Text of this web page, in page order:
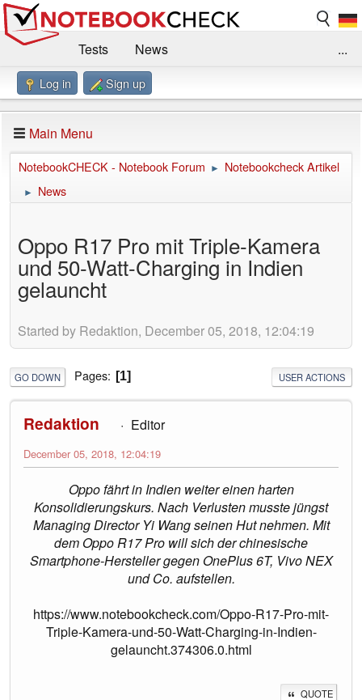
Tests
News
Benchmarks / Technik
Forum
Impressum
...
Log in Sign up
Main Menu
NotebookCHECK - Notebook Forum ► Notebookcheck Artikel
► News
Oppo R17 Pro mit Triple-Kamera
und 50-Watt-Charging in Indien
gelauncht
Started by Redaktion, December 05, 2018, 12:04:19
GO DOWN Pages 1 USER ACTIONS
Redaktion Editor
December 05, 2018, 12:04:19
Oppo fährt in Indien weiter einen harten
Konsolidierungskurs. Nach Verlusten musste jüngst
Managing Director Yi Wang seinen Hut nehmen. Mit
dem Oppo R17 Pro will sich der chinesische
Smartphone-Hersteller gegen OnePlus 6T, Vivo NEX
und Co. aufstellen.
https://www.notebookcheck.com/Oppo-R17-Pro-mit-
Triple-Kamera-und-50-Watt-Charging-in-Indien-
gelauncht.374306.0.html
QUOTE